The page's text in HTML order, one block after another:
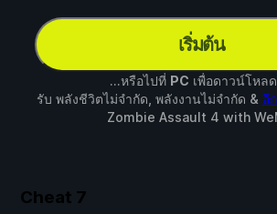
เริ่มต้น
...หรือไปที่ PC เพื่อดาวน์โหล
รับ พลังชีวิตไม่จำกัด, พลังงานไม่จำกัด & อี
Zombie Assault 4 with
Cheat 7